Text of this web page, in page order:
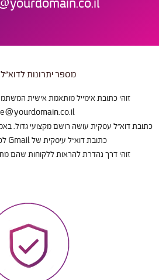
מספר יתרונות לדוא"ל
זוהי כתובת אימייל מותאמת אישית
כתובת דוא”ל עיסקית של Gmail לכל עובדי המשרד.
זוהי דרך נהדרת להראות ללקוחות שהם